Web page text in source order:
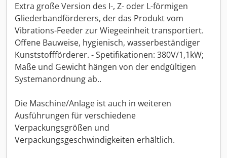
Extra große Version des I-, Z- oder L-förmigen
Gliederbandförderers, der das Produkt vom
Vibrations-Feeder zur Wiegeeinheit transportiert.
Offene Bauweise, hygienisch, wasserbeständiger
Kunststoffförderer. - Spetifikationen: 380V/1,1kW;
Maße und Gewicht hängen von der endgültigen
Systemanordnung ab..
Die Maschine/Anlage ist auch in weiteren
Ausführungen für verschiedene
Verpackungsgrößen und
Verpackungsgeschwindigkeiten erhältlich.